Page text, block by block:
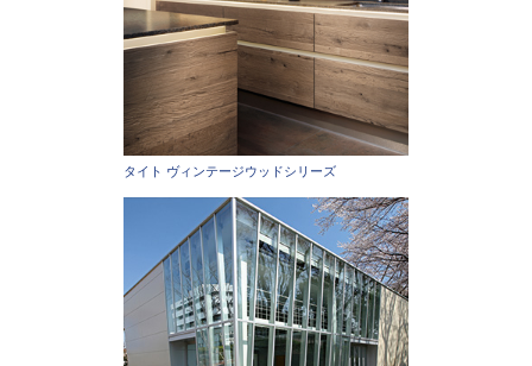
タイト ヴィンテージウッドシリーズ